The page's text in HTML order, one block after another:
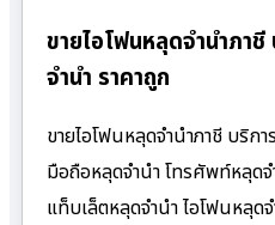
ขายไอโฟนหลุดจำนำภา
จำนำ ราคาถูก
ขายไอโฟนหลุดจำนำภาชี บริก
มือถือหลุดจำนำ โทรศัพท์หลุดจ
แท็บเล็ตหลุดจำนำ ไอโฟนหลุด